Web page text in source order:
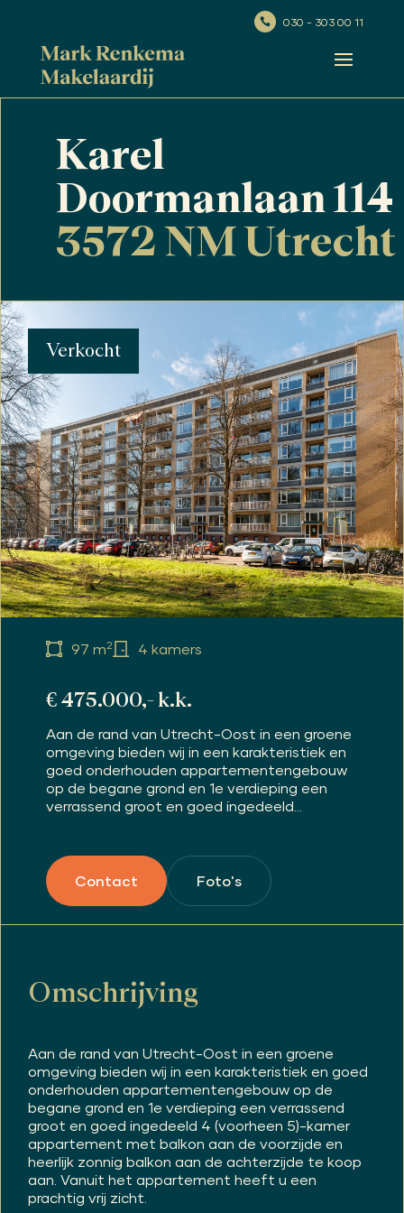
 030 - 303 00 11
Karel
Doormanlaan 114
3572 NM Utrecht
Verkocht
97 m2 4 kamers
€ 475.000,- k.k.
Aan de rand van Utrecht-Oost in een groene
omgeving bieden wij in een karakteristiek en
goed onderhouden appartementengebouw
op de begane grond en 1e verdieping een
verrassend groot en goed ingedeeld...
Contact Foto's
Omschrijving
Aan de rand van Utrecht-Oost in een groene
omgeving bieden wij in een karakteristiek en goed
onderhouden appartementengebouw op de
begane grond en 1e verdieping een verrassend
groot en goed ingedeeld 4 (voorheen 5)-kamer
appartement met balkon aan de voorzijde en
heerlijk zonnig balkon aan de achterzijde te koop
aan. Vanuit het appartement heeft u een
prachtig vrij zicht.